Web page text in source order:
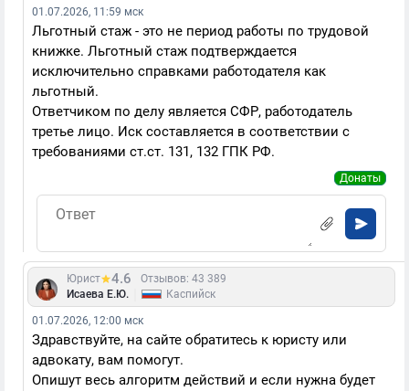
01.07.2026, 11:59 мск
Льготный стаж - это не период работы по трудовой
книжке. Льготный стаж подтверждается
исключительно справками работодателя как
льготный.
Ответчиком по делу является СФР, работодатель
третье лицо. Иск составляется в соответствии с
требованиями ст.ст. 131, 132 ГПК РФ.
Донаты
Юрист 4.6
Отзывов: 43 389
Исаева Е.Ю.
Каспийск
01.07.2026, 12:00 мск
Здравствуйте, на сайте обратитесь к юристу или
адвокату, вам помогут.
Опишут весь алгоритм действий и если нужна будет